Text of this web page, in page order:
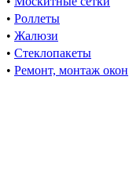
• Роллеты
• Жалюзи
• Стеклопакеты
• Ремонт, монтаж окон